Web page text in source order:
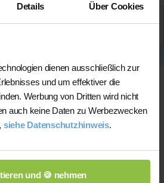
Details Über Cookies
dienen ausschließlich zur
und um effektiver die
Werbung von Dritten wird nicht
auch keine Daten zu Werbezwecken
siehe Datenschutzhinweis.
und 🍪 nehmen
Unterricht